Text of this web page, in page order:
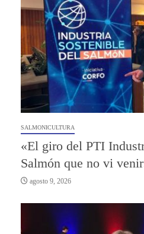
SALMONICULTURA
«El giro del PTI
Salmón que no vi
agosto 9, 2026